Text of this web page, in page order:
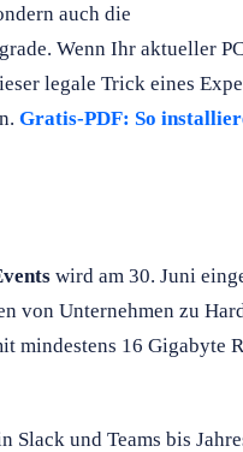
auch die
Wenn Ihr aktueller
legale Trick eines
Gratis-PDF: So
wird am 30. Juni
von Unternehmen zu
mindestens 16 Gigabyte
und Teams bis